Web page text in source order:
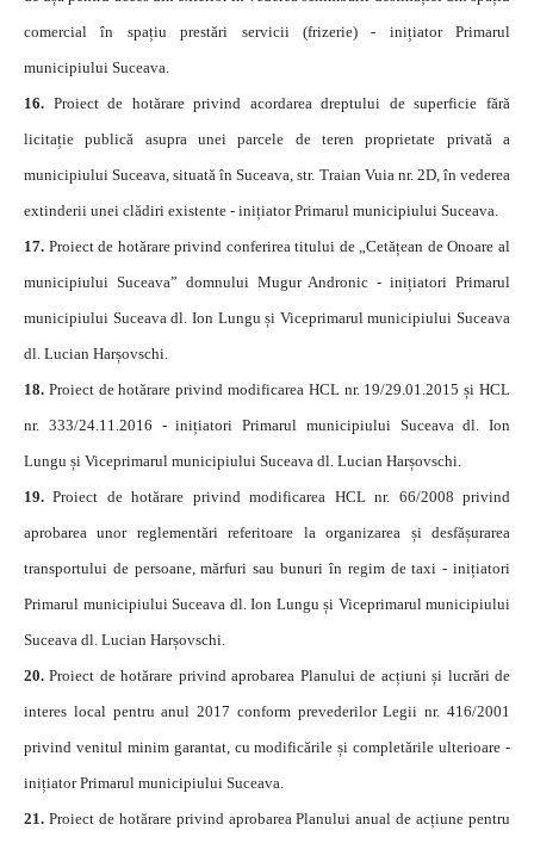
comercial în spațiu prestări servicii (frizerie) - inițiator Primarul
municipiului Suceava.
16. Proiect de hotărare privind acordarea dreptului de superficie fără
licitație publică asupra unei parcele de teren proprietate privată a
municipiului Suceava, situată în Suceava, str. Traian Vuia nr. 2D, în vederea
extinderii unei clădiri existente - inițiator Primarul municipiului Suceava.
17. Proiect de hotărare privind conferirea titului de „Cetățean de Onoare al
municipiului Suceava” domnului Mugur Andronic - inițiatori Primarul
municipiului Suceava dl. Ion Lungu și Viceprimarul municipiului Suceava
dl. Lucian Harșovschi.
18. Proiect de hotărare privind modificarea HCL nr. 19/29.01.2015 și HCL
nr. 333/24.11.2016 - inițiatori Primarul municipiului Suceava dl. Ion
Lungu și Viceprimarul municipiului Suceava dl. Lucian Harșovschi.
19. Proiect de hotărare privind modificarea HCL nr. 66/2008 privind
aprobarea unor reglementări referitoare la organizarea și desfășurarea
transportului de persoane, mărfuri sau bunuri în regim de taxi - inițiatori
Primarul municipiului Suceava dl. Ion Lungu și Viceprimarul municipiului
Suceava dl. Lucian Harșovschi.
20. Proiect de hotărare privind aprobarea Planului de acțiuni și lucrări de
interes local pentru anul 2017 conform prevederilor Legii nr. 416/2001
privind venitul minim garantat, cu modificările și completările ulterioare -
inițiator Primarul municipiului Suceava.
21. Proiect de hotărare privind aprobarea Planului anual de acțiune pentru